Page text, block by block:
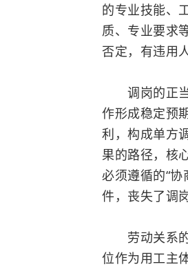
的专业技能、
质、专业要求
否定，有违用
调岗的正当
作形成稳定预
利，构成单方
果的路径，核
必须遵循的“
件，丧失了调
劳动关系的
位作为用工主